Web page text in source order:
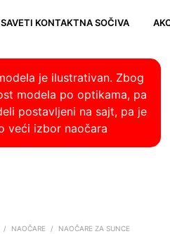
SAVETI KONTAKTNA SOČIVA
je ilustrativan. Zbog
modela po optikama, pa
postavljeni na sajt, pa je
veći izbor naočara
/ NAOČARE / NAOČARE ZA SUNCE